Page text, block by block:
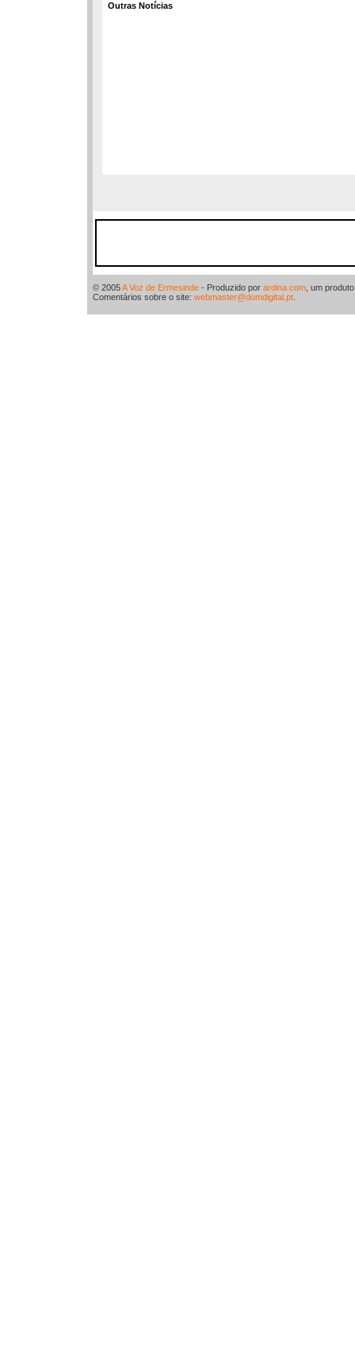
Outras Notícias
© 2005A Voz de Ermesinde - Produzido por ardina.com , um
Comentários sobre o site: webmaster@domdigital.pt